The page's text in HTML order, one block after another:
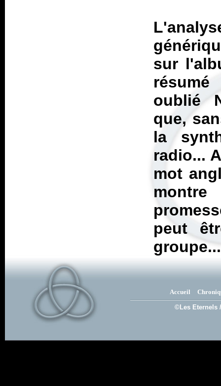
sur
oublié
que,
la
radio...
mot
montre
peut
groupe...
Accueil
©Les Eternels